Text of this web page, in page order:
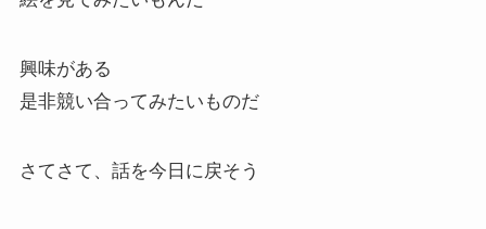
興味がある
是非競い合ってみたいものだ
さてさて、話を今日に戻そう